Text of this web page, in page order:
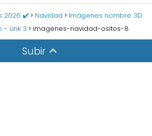
2026 ✔️ Navidad
Imágenes nombre 3D
Link 3
imagenes-navidad-ositos-8
Subir